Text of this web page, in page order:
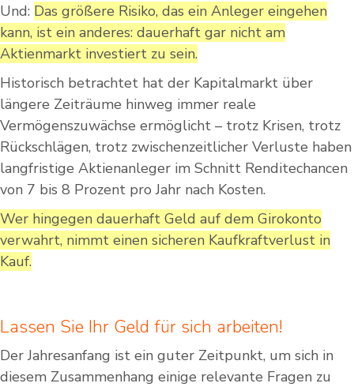
Und: Das größere Risiko, das ein Anleger eingehen
kann, ist ein anderes: dauerhaft gar nicht am
Aktienmarkt investiert zu sein.
Historisch betrachtet hat der Kapitalmarkt über
längere Zeiträume hinweg immer reale
Vermögenszuwächse ermöglicht – trotz Krisen, trotz
Rückschlägen, trotz zwischenzeitlicher Verluste haben
langfristige Aktienanleger im Schnitt Renditechancen
von 7 bis 8 Prozent pro Jahr nach Kosten.
Wer hingegen dauerhaft Geld auf dem Girokonto
verwahrt, nimmt einen sicheren Kaufkraftverlust in
Kauf.
Lassen Sie Ihr Geld für sich arbeiten!
Der Jahresanfang ist ein guter Zeitpunkt, um sich in
diesem Zusammenhang einige relevante Fragen zu